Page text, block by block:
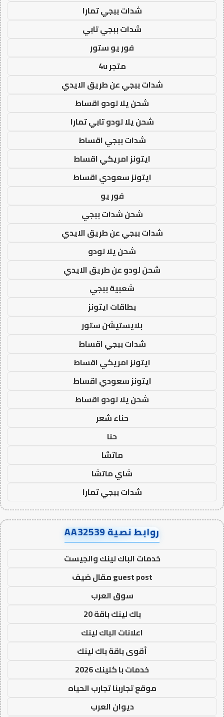
شدات ببجي تمارا
شدات ببجي تابي
فور يو ستور
متجر 4u
شدات ببجي عن طريق الايدي
شحن يلا لودو اقساط
شحن يلا لودو تابي تمارا
شدات ببجي اقساط
ايتونز امريكي اقساط
ايتونز سعودي اقساط
فور يو
شحن شدات ببجي
شدات ببجي عن طريق الايدي
شحن يلا لودو
شحن لودو عن طريق الايدي
شعبية ببجي
بطاقات ايتونز
بلايستيشن ستور
شدات ببجي اقساط
ايتونز امريكي اقساط
ايتونز سعودي اقساط
شحن يلا لودو اقساط
حناء شعر
حنا
ماتشا
شاي ماتشا
شدات ببجي تمارا
روابط نصية AA32539
خدمات الباك لينك والجيست
guest post مقال ضيف
سوق العرب
باك لينك باقة 20
اعلانات الباك لينك
أقوى باقة باك لينك
خدمات با كلينك 2026
موقع تجاربنا تجارب الحياه
ديوان العرب